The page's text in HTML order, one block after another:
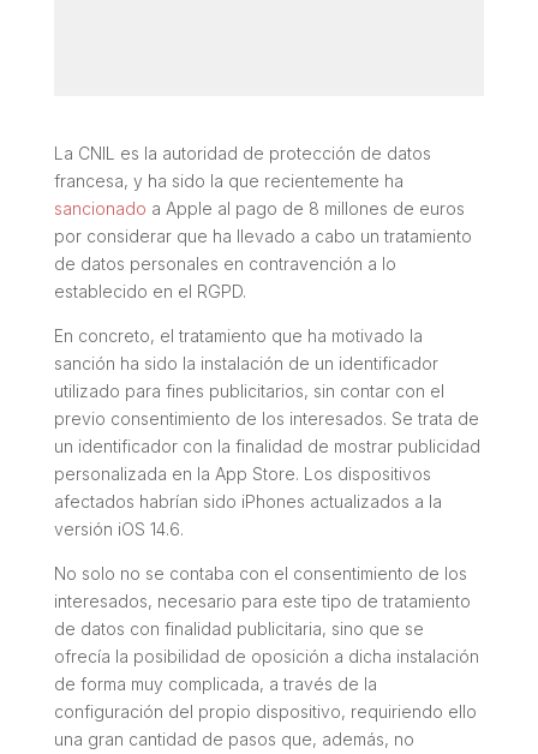
La CNIL es la autoridad de protección de datos
francesa, y ha sido la que recientemente ha
sancionado a Apple al pago de 8 millones de euros
por considerar que ha llevado a cabo un tratamiento
de datos personales en contravención a lo
establecido en el RGPD.
En concreto, el tratamiento que ha motivado la
sanción ha sido la instalación de un identificador
utilizado para fines publicitarios, sin contar con el
previo consentimiento de los interesados. Se trata de
un identificador con la finalidad de mostrar publicidad
personalizada en la App Store. Los dispositivos
afectados habrían sido iPhones actualizados a la
versión iOS 14.6.
No solo no se contaba con el consentimiento de los
interesados, necesario para este tipo de tratamiento
de datos con finalidad publicitaria, sino que se
ofrecía la posibilidad de oposición a dicha instalación
de forma muy complicada, a través de la
configuración del propio dispositivo, requiriendo ello
una gran cantidad de pasos que, además, no